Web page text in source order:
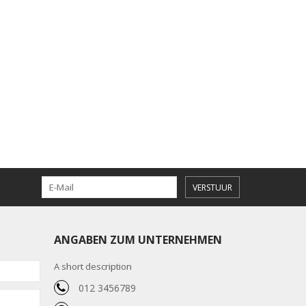
VERSTUUR
ANGABEN ZUM UNTERNEHMEN
A short description
012 3456789